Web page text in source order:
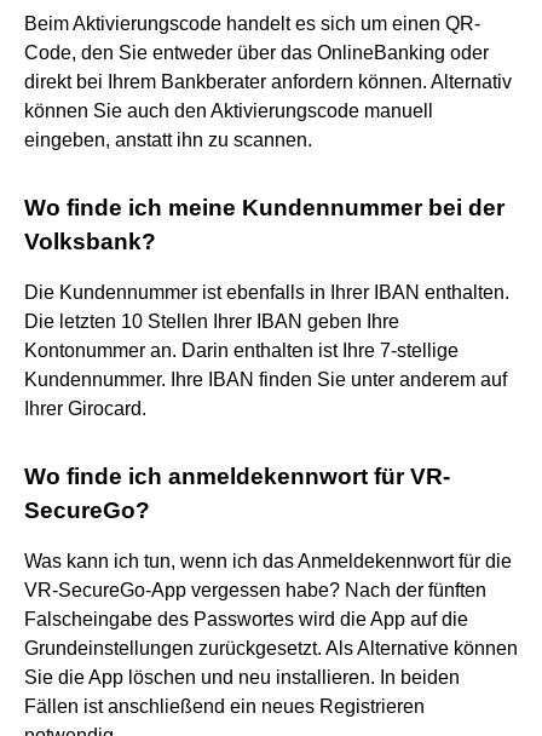
Beim Aktivierungscode handelt es sich um einen QR-
Code, den Sie entweder über das OnlineBanking oder
direkt bei Ihrem Bankberater anfordern können. Alternativ
können Sie auch den Aktivierungscode manuell
eingeben, anstatt ihn zu scannen.
Wo finde ich meine Kundennummer bei der
Volksbank?
Die Kundennummer ist ebenfalls in Ihrer IBAN enthalten.
Die letzten 10 Stellen Ihrer IBAN geben Ihre
Kontonummer an. Darin enthalten ist Ihre 7-stellige
Kundennummer. Ihre IBAN finden Sie unter anderem auf
Ihrer Girocard.
Wo finde ich anmeldekennwort für VR-
SecureGo?
Was kann ich tun, wenn ich das Anmeldekennwort für die
VR-SecureGo-App vergessen habe? Nach der fünften
Falscheingabe des Passwortes wird die App auf die
Grundeinstellungen zurückgesetzt. Als Alternative können
Sie die App löschen und neu installieren. In beiden
Fällen ist anschließend ein neues Registrieren